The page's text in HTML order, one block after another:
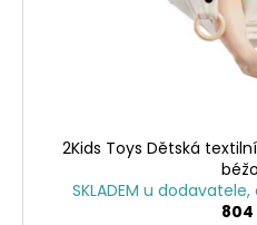
2Kids Toys Dětská
SKLADEM u
804